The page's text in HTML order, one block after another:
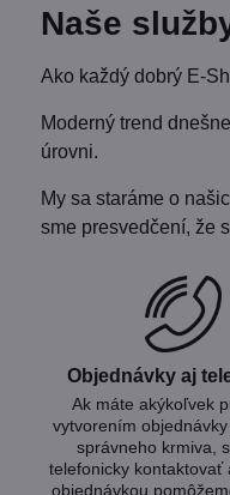
Naše
Ako každý dobrý E-
Moderný trend
úrovni.
My sa staráme o
sme presvedčení, že
Objednávky aj
Ak máte akýkoľvek
vytvorením
správneho krmiva,
telefonicky kontaktovať
objednávkou